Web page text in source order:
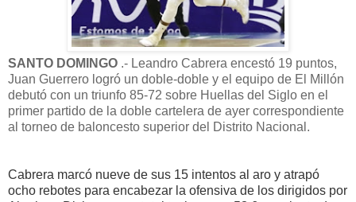
SANTO DOMINGO .- Leandro Cabrera encestó 19 puntos,
Juan Guerrero logró un doble-doble y el equipo de El Millón
debutó con un triunfo 85-72 sobre Huellas del Siglo en el
primer partido de la doble cartelera de ayer correspondiente
al torneo de baloncesto superior del Distrito Nacional.
Cabrera marcó nueve de sus 15 intentos al aro y atrapó
ocho rebotes para encabezar la ofensiva de los dirigidos por